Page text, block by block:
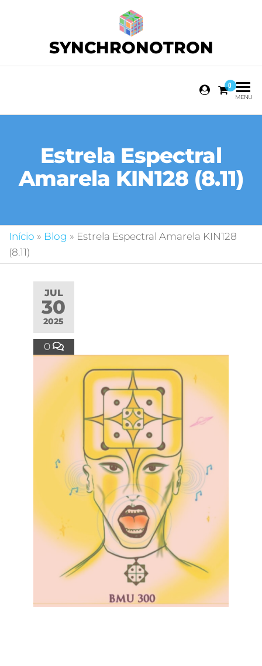
SYNCHRONOTRON
0
MENU
Estrela Espectral
Amarela KIN128 (8.11)
Início » Blog » Estrela Espectral Amarela KIN128
(8.11)
JUL
30
2025
0